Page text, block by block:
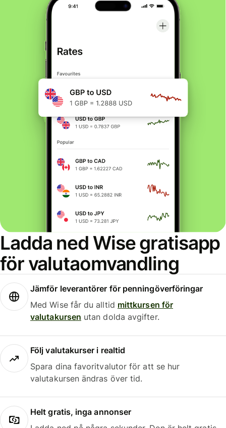
Ladda ned Wise gratisapp
för valutaomvandling
Jämför leverantörer för penningöverföringar
Med Wise får du alltid mittkursen för
valutakursen utan dolda avgifter.
Följ valutakurser i realtid
Spara dina favoritvalutor för att se hur
valutakursen ändras över tid.
Helt gratis, inga annonser